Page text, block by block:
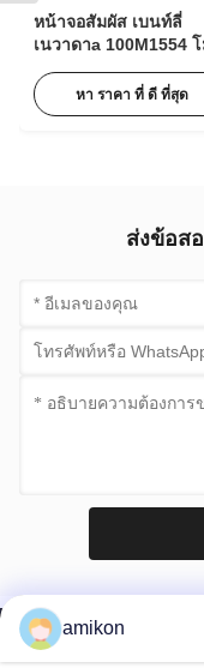
หน้าจอสัมผัส เบนท์ลี่
เนวาดาa 100M1554
ดูลขยายพัลส์สำหรับกา
ตรวจสอบสภาพ
หา ราคา ที่ ดี ที่สุด
ส่งข้อส
amikon